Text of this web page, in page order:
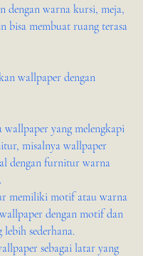
dengan warna kursi, meja,
bisa membuat ruang terasa
wallpaper dengan
yang melengkapi
misalnya wallpaper
dengan furnitur warna
memiliki motif atau warna
dengan motif dan
sederhana.
sebagai latar yang